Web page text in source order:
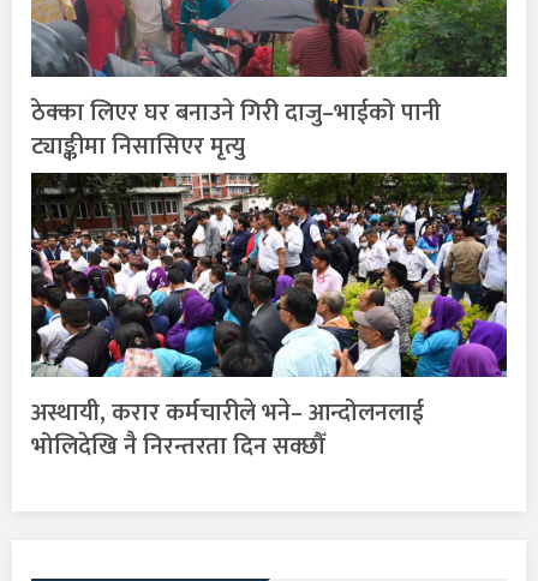
ठेक्का लिएर घर बनाउने गिरी दाजु–भाईको पानी
ट्याङ्कीमा निसासिएर मृत्यु
अस्थायी, करार कर्मचारीले भने– आन्दोलनलाई
भोलिदेखि नै निरन्तरता दिन सक्छौँ